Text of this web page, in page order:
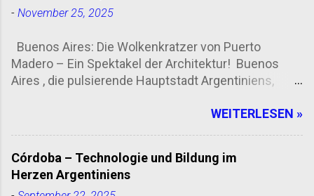
- November 25, 2025
Buenos Aires: Die Wolkenkratzer von Puerto
Madero – Ein Spektakel der Architektur! Buenos
Aires , die pulsierende Hauptstadt Argentiniens,
die Stadt so besonders? Die Antwort liegt in Puerto
Wolkenkratzer und atemberaubenden Aussichten .
Puerto Madero: Ein architektonisches Meisterwerk
WEITERLESEN »
Córdoba – Technologie und Bildung im
Herzen Argentiniens